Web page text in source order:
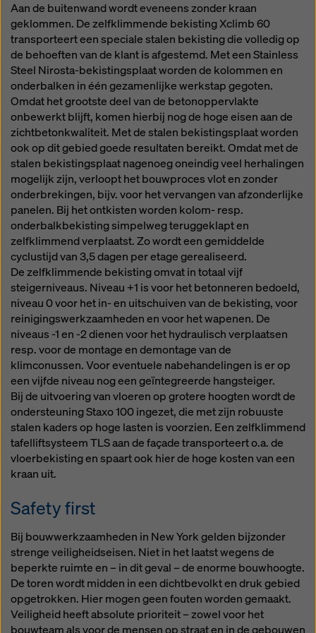
Aan de buitenwand wordt eveneens zonder kraan
geklommen. De zelfklimmende bekisting Xclimb 60
transporteert een speciale stalen bekisting die volledig op
de behoeften van de klant is afgestemd. Met een Stainless
Steel Nirosta-bekistingsplaat worden de kolommen en
onderbalken in één gezamenlijke werkstap gegoten.
Omdat het grootste deel van de betonoppervlakte
onbewerkt blijft, komen hierbij nog de hoge eisen aan de
zichtbetonkwaliteit. Met de stalen bekistingsplaat worden
ook op dit gebied goede resultaten bereikt. Omdat met de
stalen bekistingsplaat nagenoeg oneindig veel herhalingen
mogelijk zijn, verloopt het bouwproces vlot en zonder
onderbrekingen, bijv. voor het vervangen van afzonderlijke
panelen. Bij het ontkisten worden kolom- resp.
onderbalkbekisting simpelweg teruggeklapt en
zelfklimmend verplaatst. Zo wordt een gemiddelde
cyclustijd van 3,5 dagen per etage gerealiseerd.
De zelfklimmende bekisting omvat in totaal vijf
steigerniveaus. Niveau +1 is voor het betonneren bedoeld,
niveau 0 voor het in- en uitschuiven van de bekisting, voor
reinigingswerkzaamheden en voor het wapenen. De
niveaus -1 en -2 dienen voor het hydraulisch verplaatsen
resp. voor de montage en demontage van de
klimconussen. Voor eventuele nabehandelingen is er op
een vijfde niveau nog een geïntegreerde hangsteiger.
Bij de uitvoering van vloeren op grotere hoogten wordt de
ondersteuning Staxo 100 ingezet, die met zijn robuuste
stalen kaders op hoge lasten is voorzien. Een zelfklimmend
tafelliftsysteem TLS aan de façade transporteert o.a. de
vloerbekisting en spaart ook hier de hoge kosten van een
kraan uit.
Safety first
Bij bouwwerkzaamheden in New York gelden bijzonder
strenge veiligheidseisen. Niet in het laatst wegens de
beperkte ruimte en – in dit geval – de enorme bouwhoogte.
De toren wordt midden in een dichtbevolkt en druk gebied
opgetrokken. Hier mogen geen fouten worden gemaakt.
Veiligheid heeft absolute prioriteit – zowel voor het
bouwteam als voor de mensen op straat en in de gebouwen